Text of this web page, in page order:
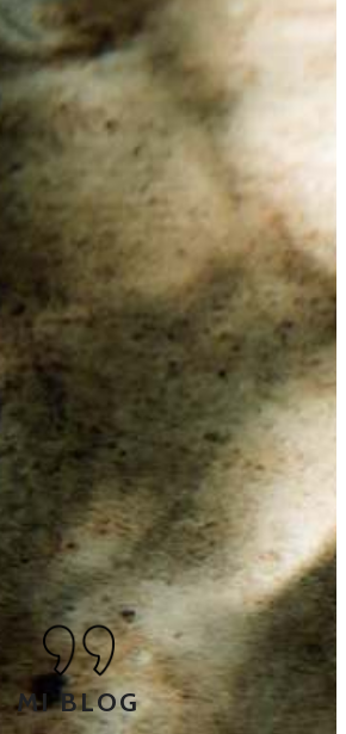
MI BLOG